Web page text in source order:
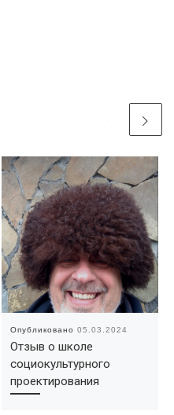
Опубликовано 05.03.2024
Отзыв о школе
социокультурного
проектирования